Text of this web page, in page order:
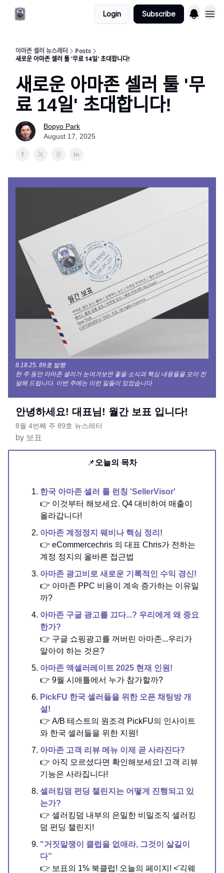
Login Subscribe
아마존 셀러 뉴스레터
Posts
새로운 아마존 셀러 툴 '무료 14일' 초대합니다!
새로운 아마존 셀러 툴 '무
료 14일' 초대합니다!
Bopyo Park
August 17, 2025
8.18.25. 89호 발행
한 주 동안 아마존 셀러가 눈여겨보면 좋을 소식과 핵심 내용들을 모아 전
달해 드립니다. 이번 주에는 이런 일들이 있었습니다
안녕하세요! 대표님! 월간 보표 입니다!
8월 4번째 주 89호 뉴스레터
by 보표
📌오늘의 목차
한국 아마존 셀러 툴 런칭 'SellerVisor'
👉 이것부터 해보세요. Q4 대비하여 매출이
올라갑니다!
아마존 계정정지 웨비나 핵심 정리!
👉 eCommercechris 의 대표 Chris가 전하는
계정 정지의 올바른 접근법
아마존 광고비로 새로운 기록적인 수익 경신!
👉 아마존 PPC 비용이 계속 증가하는 이유일
까?
아마존 구글 광고를 끄다...? 우리에게 왜 중요
한가?
👉 구글 쇼핑광고를 꺼버린 아마존...우리가
알아야 하는 것은?
아마존 액셀러레이트 2025 현재 인원!
👉 9월 시애틀에서 누가 참가할까?
PickFU 한국 셀러들을 위한 오픈 채팅방 개
설!
👉 A/B 테스트의 원조격 PickFU의 인사이트
와 한국 셀러들을 위한 지원!
아마존 고객 리뷰 메뉴 이제 곧 사라진다?
👉 아직 모르셨다면 확인해보세요! 고객 리뷰
기능은 사라집니다!
셀러킹덤 펀딩 챌린지는 어떻게 진행되고 있
는가?
👉 셀러킹덤 내부의 은밀한 비밀조직 셀러킹
덤 펀딩 챌린지!
"거짓말쟁이 클럽을 없애라, 그것이 살길이
다”
👉 보표의 1% 북클럽! 오늘의 페이지! <'긱웨